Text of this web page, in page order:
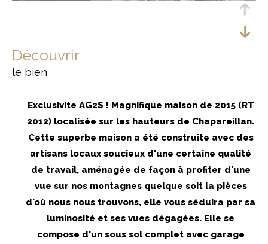
découvrir
le bien
Exclusivite AG2S ! Magnifique maison de 2015 (RT
2012) localisée sur les hauteurs de Chapareillan.
Cette superbe maison a été construite avec des
artisans locaux soucieux d'une certaine qualité
de travail, aménagée de façon à profiter d'une
vue sur nos montagnes quelque soit la pièces
d'où nous nous trouvons, elle vous séduira par sa
luminosité et ses vues dégagées. Elle se
compose d'un sous sol complet avec garage